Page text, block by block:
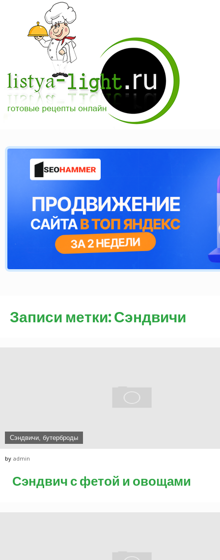
Записи метки: Сэндвичи
Сэндвичи, бутерброды
byadmin
Сэндвич с фетой и овощами